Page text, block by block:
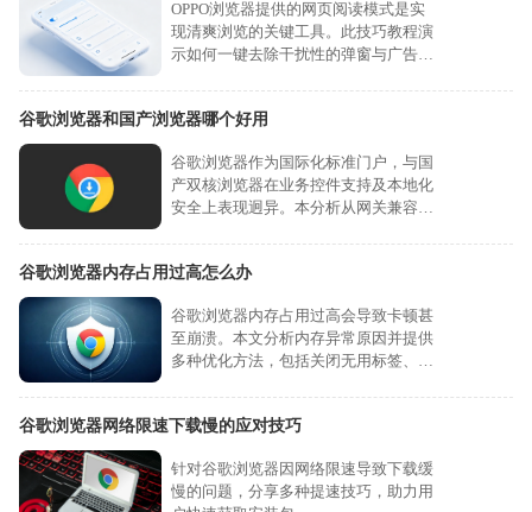
OPPO浏览器提供的网页阅读模式是实
现清爽浏览的关键工具。此技巧教程演
示如何一键去除干扰性的弹窗与广告，
页面。
谷歌浏览器和国产浏览器哪个好用
谷歌浏览器作为国际化标准门户，与国
产双核浏览器在业务控件支持及本地化
安全上表现迥异。本分析从网关兼容、
谷歌浏览器内存占用过高怎么办
谷歌浏览器内存占用过高会导致卡顿甚
至崩溃。本文分析内存异常原因并提供
多种优化方法，包括关闭无用标签、禁
谷歌浏览器网络限速下载慢的应对技巧
针对谷歌浏览器因网络限速导致下载缓
慢的问题，分享多种提速技巧，助力用